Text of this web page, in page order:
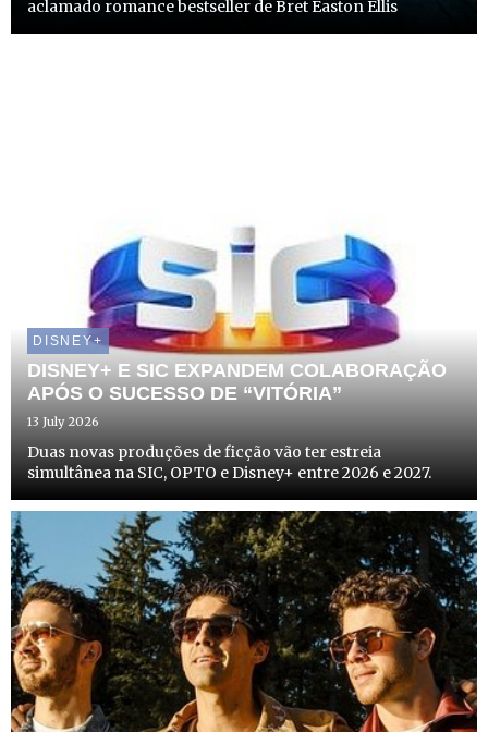
aclamado romance bestseller de Bret Easton Ellis
DISNEY+
DISNEY+ E SIC EXPANDEM COLABORAÇÃO
APÓS O SUCESSO DE “VITÓRIA”
13 July 2026
Duas novas produções de ficção vão ter estreia
simultânea na SIC, OPTO e Disney+ entre 2026 e 2027.